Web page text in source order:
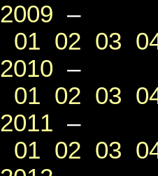
2009 –
01 02 03
2010 –
01 02 03
2011 –
01 02 03